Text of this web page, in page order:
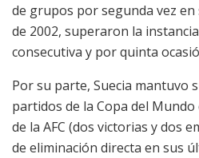
de grupos por segunda vez
de 2002, superaron la
consecutiva y por quinta
Por su parte, Suecia mantuvo
partidos de la Copa del
de la AFC (dos victorias y dos
de eliminación directa en sus